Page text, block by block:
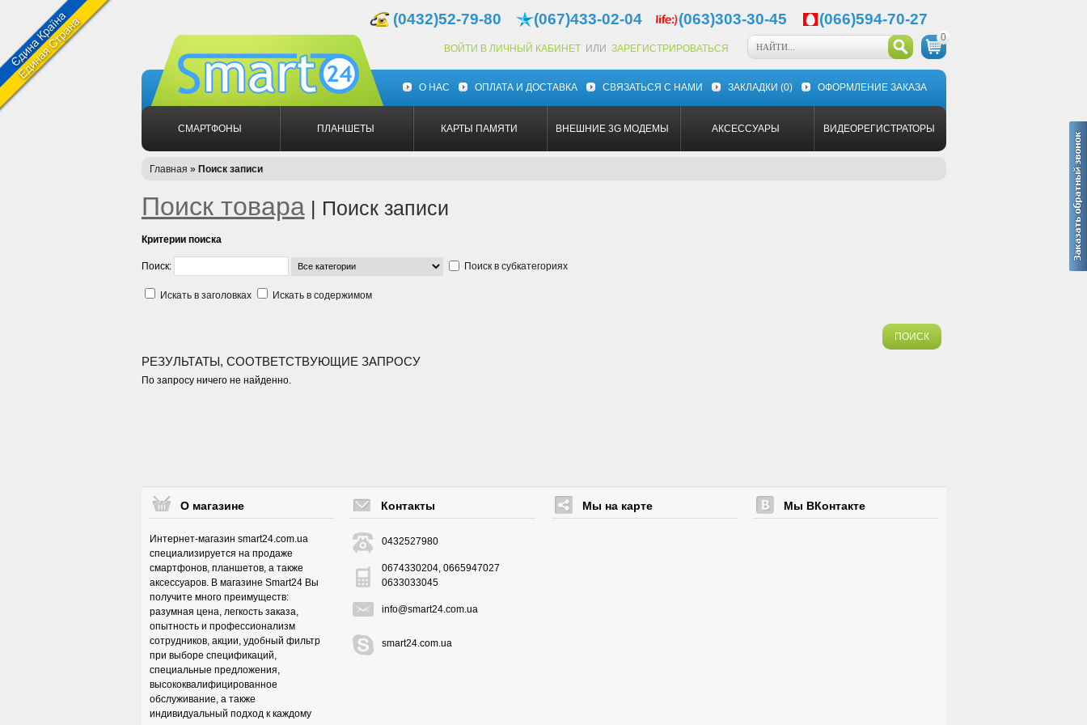
(0432)52-79-80 (067)433-02-04 (063)303-30-45 (066)594-70-27
0
ВОЙТИ В ЛИЧНЫЙ КАБИНЕТ
ИЛИ ЗАРЕГИСТРИРОВАТЬСЯ
О НАС ОПЛАТА И ДОСТАВКА СВЯЗАТЬСЯ С НАМИ ЗАКЛАДКИ (0) ОФОРМЛЕНИЕ ЗАКАЗА
СМАРТФОНЫ ПЛАНШЕТЫ КАРТЫ ПАМЯТИ ВНЕШНИЕ 3G МОДЕМЫ АКСЕССУАРЫ ВИДЕОРЕГИСТРАТОРЫ
Главная » Поиск записи
Поиск товара| Поиск записи
Критерии поиска
Поиск: Поиск в субкатегориях
Искать в заголовках Искать в содержимом
ПОИСК
РЕЗУЛЬТАТЫ, СООТВЕТСТВУЮЩИЕ ЗАПРОСУ
По запросу ничего не найденно.
О магазине
Интернет-магазин smart24.com.ua
специализируется на продаже
смартфонов, планшетов, а также
аксессуаров. В магазине Smart24 Вы
получите много преимуществ:
разумная цена, легкость заказа,
опытность и профессионализм
сотрудников, акции, удобный фильтр
при выборе спецификаций,
специальные предложения,
высококвалифицированное
обслуживание, а также
индивидуальный подход к каждому
Контакты
0432527980
0674330204, 0665947027
0633033045
info@smart24.com.ua
smart24.com.ua
Мы на карте Мы ВКонтакте